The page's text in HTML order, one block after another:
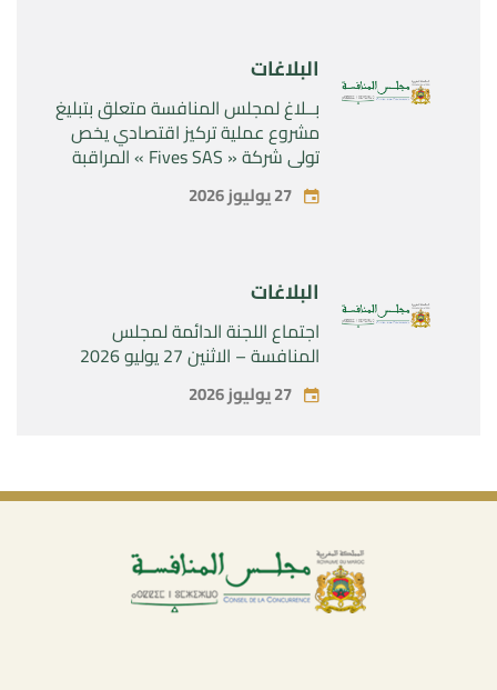
البلاغات
بــلاغ لمجلس المنافسة متعلق بتبليغ
مشروع عملية تركيز اقتصادي يخص
تولي شركة « Fives SAS » المراقبة
SAS »27 يوليوز 2026
البلاغات
اجتماع اللجنة الدائمة لمجلس
المنافسة – الاثنين 27 يوليو 2026
27 يوليوز 2026